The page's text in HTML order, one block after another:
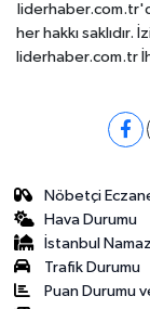
her hakkı
liderhaber.com.tr
Nöbetçi
Hava Durumu
İstanbul
Trafik Durumu
Puan Durumu